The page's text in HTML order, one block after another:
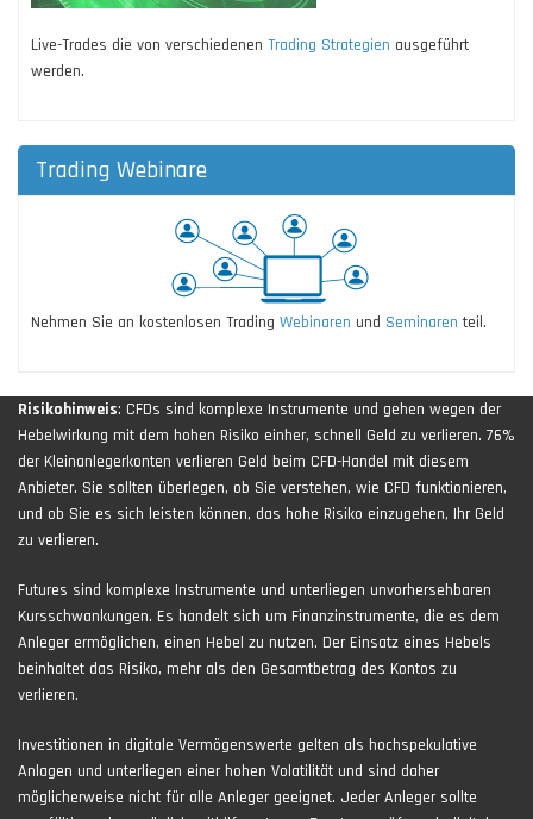
Live-Trades die von verschiedenen Trading Strategien ausgeführt
werden.
Trading Webinare
Nehmen Sie an kostenlosen Trading Webinaren und Seminaren teil.
Risikohinweis: CFDs sind komplexe Instrumente und gehen wegen der
Hebelwirkung mit dem hohen Risiko einher, schnell Geld zu verlieren. 76%
der Kleinanlegerkonten verlieren Geld beim CFD-Handel mit diesem
Anbieter. Sie sollten überlegen, ob Sie verstehen, wie CFD funktionieren,
und ob Sie es sich leisten können, das hohe Risiko einzugehen, Ihr Geld
zu verlieren.
Futures sind komplexe Instrumente und unterliegen unvorhersehbaren
Kursschwankungen. Es handelt sich um Finanzinstrumente, die es dem
Anleger ermöglichen, einen Hebel zu nutzen. Der Einsatz eines Hebels
beinhaltet das Risiko, mehr als den Gesamtbetrag des Kontos zu
verlieren.
Investitionen in digitale Vermögenswerte gelten als hochspekulative
Anlagen und unterliegen einer hohen Volatilität und sind daher
möglicherweise nicht für alle Anleger geeignet. Jeder Anleger sollte